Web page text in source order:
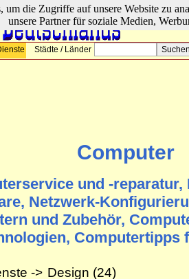
Städte / Länder
Computer
und -reparatur,
Netzwerk-
und Zubehör,
Computertipps
-> Design (24)
um die Zugriffe auf unsere Website zu
unsere Partner für soziale Medien,